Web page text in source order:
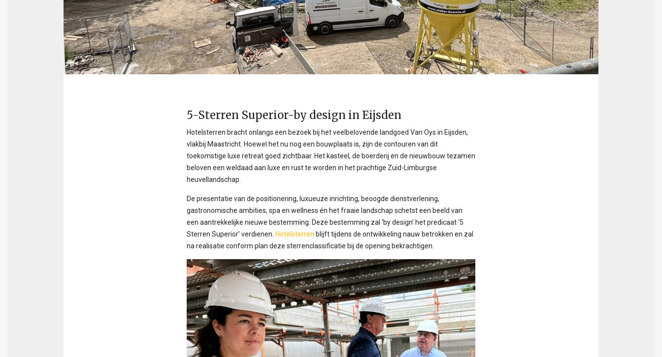
5-Sterren Superior-by design in Eijsden
Hotelsterren bracht onlangs een bezoek bij het veelbelovende landgoed Van Oys in Eijsden,
vlakbij Maastricht. Hoewel het nu nog een bouwplaats is, zijn de contouren van dit
toekomstige luxe retreat goed zichtbaar. Het kasteel, de boerderij en de nieuwbouw tezamen
beloven een weldaad aan luxe en rust te worden in het prachtige Zuid-Limburgse
heuvellandschap.
De presentatie van de positionering, luxueuze inrichting, beoogde dienstverlening,
gastronomische ambities, spa en wellness én het fraaie landschap schetst een beeld van
een aantrekkelijke nieuwe bestemming. Deze bestemming zal ‘by design’ het predicaat ‘5
Sterren Superior’ verdienen. Hotelsterren blijft tijdens de ontwikkeling nauw betrokken en zal
na realisatie conform plan deze sterrenclassificatie bij de opening bekrachtigen.